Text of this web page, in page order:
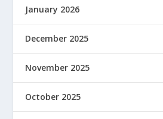
January 2026
December 2025
November 2025
October 2025